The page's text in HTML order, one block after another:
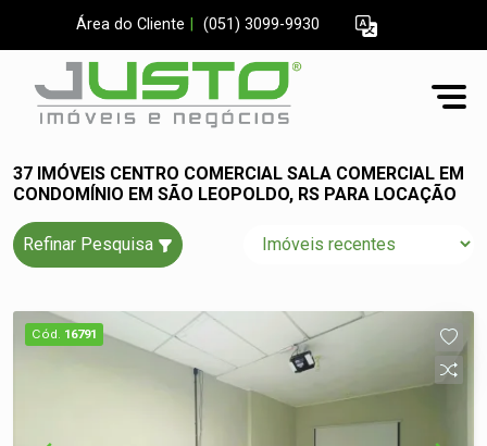
Área do Cliente (051) 3099-9930
37 IMÓVEIS CENTRO COMERCIAL SALA COMERCIAL EM
CONDOMÍNIO EM SÃO LEOPOLDO, RS PARA LOCAÇÃO
Refinar Pesquisa
Cód. 16791